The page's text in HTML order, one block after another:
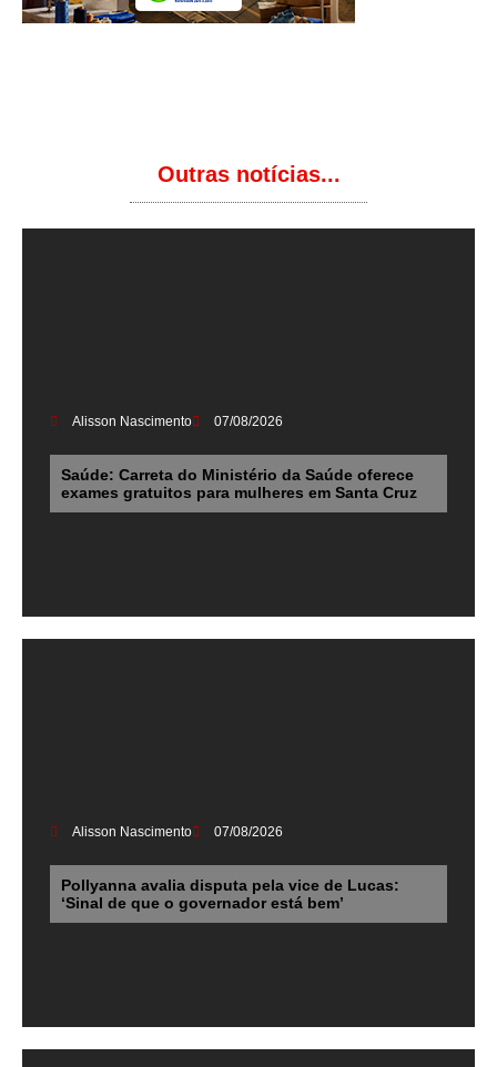
Outras notícias...
Alisson Nascimento 07/08/2026
Saúde: Carreta do Ministério da Saúde oferece
exames gratuitos para mulheres em Santa Cruz
Alisson Nascimento 07/08/2026
Pollyanna avalia disputa pela vice de Lucas:
‘Sinal de que o governador está bem’